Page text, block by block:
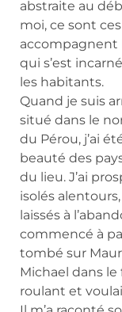
abstraite au
moi, ce sont
accompagnent
qui s’est
les habitants.
Quand je suis
situé dans le
du Pérou, j’ai
beauté des
du lieu. J’ai
isolés
laissés à
commencé à
tombé sur
Michael dans
roulant et